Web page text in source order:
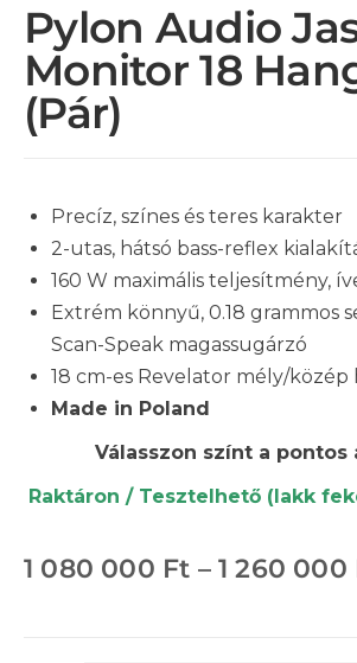
Pylon Audio
Monitor 18
(pár)
Precíz, színes és teres karakter
2-utas, hátsó bass-reflex
160 W maximális teljesítmény,
Extrém könnyű, 0.18 grammos
Scan-Speak magassugárzó
18 cm-es Revelator mély/közép
Made in Poland
Válasszon színt a pontos
Raktáron / Tesztelhető (lakk
1 080 000 Ft – 1 260 000